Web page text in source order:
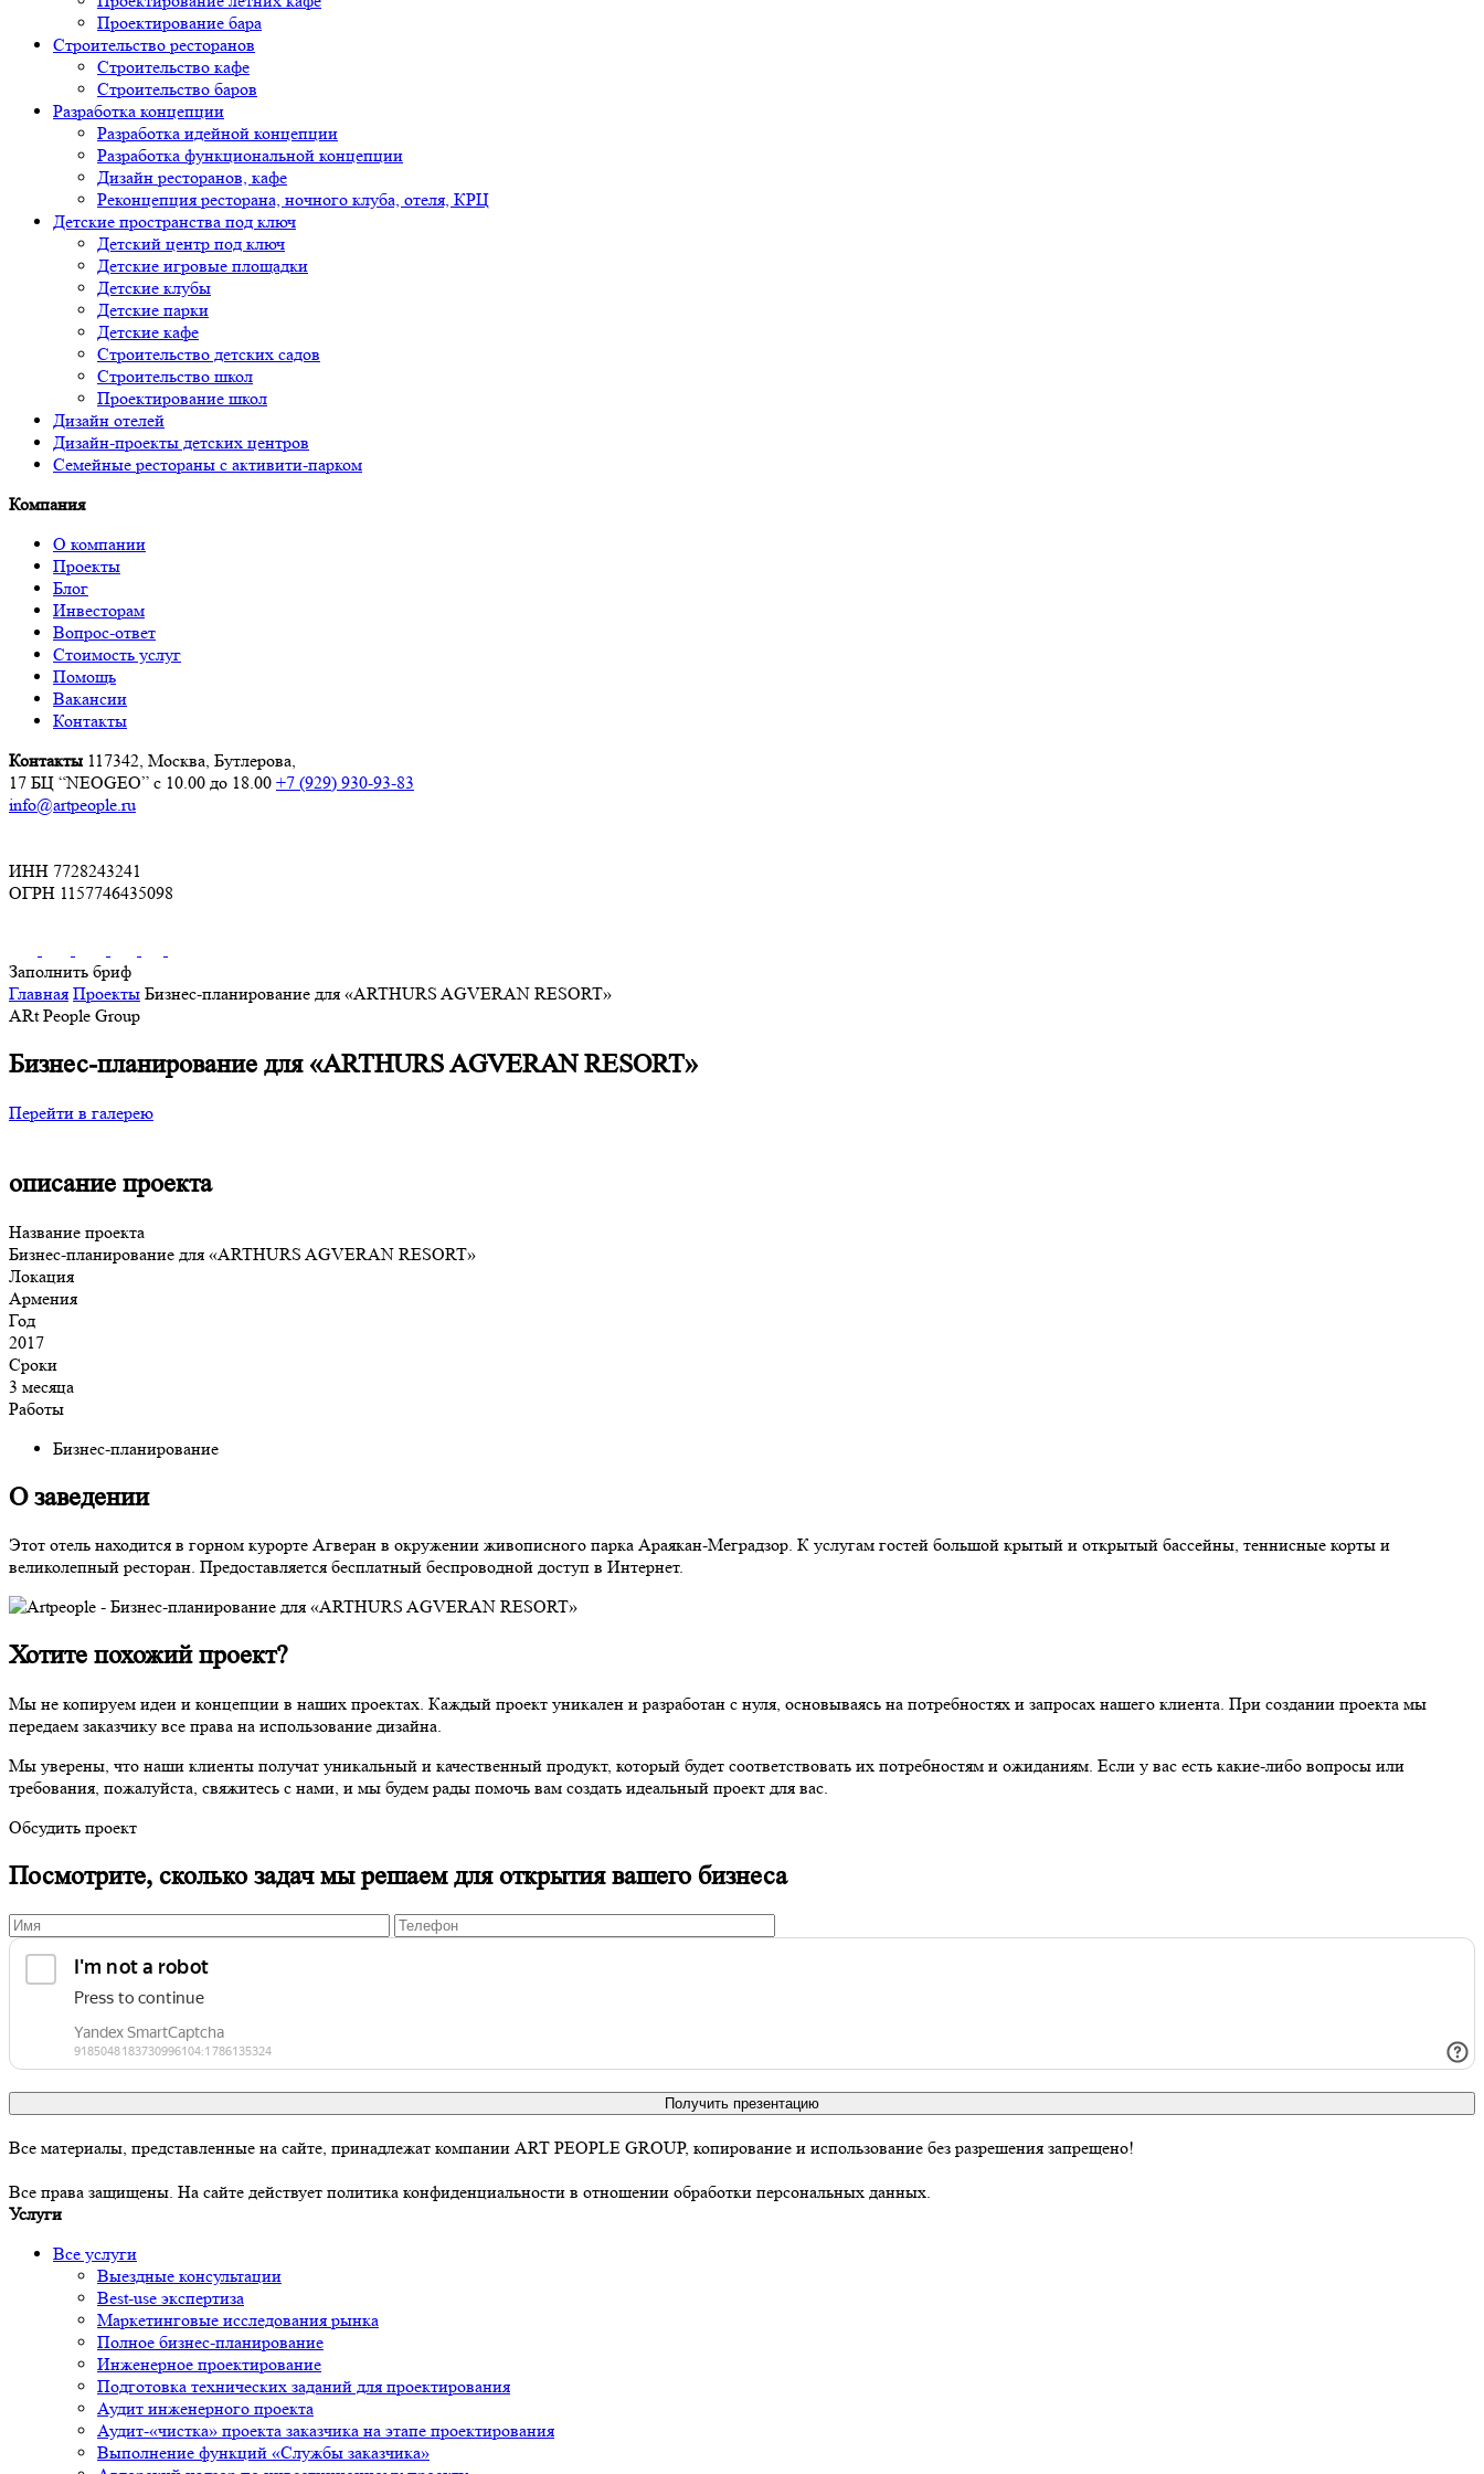
Проектирование бара
Строительство ресторанов
Строительство кафе
Строительство баров
Разработка концепции
Разработка идейной концепции
Разработка функциональной концепции
Дизайн ресторанов, кафе
Реконцепция ресторана, ночного клуба, отеля, КРЦ
Детские пространства под ключ
Детский центр под ключ
Детские игровые площадки
Детские клубы
Детские парки
Детские кафе
Строительство детских садов
Строительство школ
Проектирование школ
Дизайн отелей
Дизайн-проекты детских центров
Семейные рестораны с активити-парком
Компания
О компании
Проекты
Блог
Инвесторам
Вопрос-ответ
Стоимость услуг
Помощь
Вакансии
Контакты
Контакты 117342, Москва, Бутлерова,
17 БЦ “NEOGEO” с 10.00 до 18.00 +7 (929) 930-93-83
info@artpeople.ru
ИНН 7728243241
ОГРН 1157746435098
Заполнить бриф
Главная Проекты Бизнес-планирование для «ARTHURS AGVERAN RESORT»
ARt People Group
Бизнес-планирование для «ARTHURS AGVERAN RESORT»
Перейти в галерею
описание проекта
Название проекта
Бизнес-планирование для «ARTHURS AGVERAN RESORT»
Локация
Армения
Год
2017
Сроки
3 месяца
Работы
Бизнес-планирование
О заведении
Этот отель находится в горном курорте Агверан в окружении живописного парка Араякан-Меградзор. К услугам гостей большой крытый и открытый бассейны, теннисные корты и
великолепный ресторан. Предоставляется бесплатный беспроводной доступ в Интернет.
Хотите похожий проект?
Мы не копируем идеи и концепции в наших проектах. Каждый проект уникален и разработан с нуля, основываясь на потребностях и запросах нашего клиента. При создании проекта мы
передаем заказчику все права на использование дизайна.
Мы уверены, что наши клиенты получат уникальный и качественный продукт, который будет соответствовать их потребностям и ожиданиям. Если у вас есть какие-либо вопросы или
требования, пожалуйста, свяжитесь с нами, и мы будем рады помочь вам создать идеальный проект для вас.
Обсудить проект
Посмотрите, сколько задач мы решаем для открытия вашего бизнеса
Получить презентацию
Все материалы, представленные на сайте, принадлежат компании ART PEOPLE GROUP, копирование и использование без разрешения запрещено!
Все права защищены. На сайте действует политика конфиденциальности в отношении обработки персональных данных.
Услуги
Все услуги
Выездные консультации
Best-use экспертиза
Маркетинговые исследования рынка
Полное бизнес-планирование
Инженерное проектирование
Подготовка технических заданий для проектирования
Аудит инженерного проекта
Аудит-«чистка» проекта заказчика на этапе проектирования
Выполнение функций «Службы заказчика»